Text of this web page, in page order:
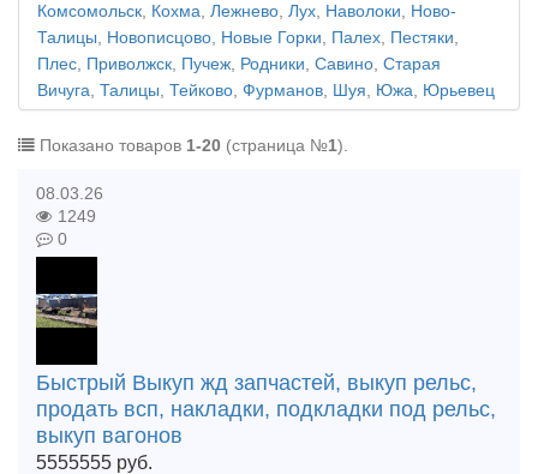
Комсомольск, Кохма, Лежнево, Лух, Наволоки, Ново-
Талицы, Новописцово, Новые Горки, Палех, Пестяки,
Плес, Приволжск, Пучеж, Родники, Савино, Старая
Вичуга, Талицы, Тейково, Фурманов, Шуя, Южа, Юрьевец
Показано товаров 1-20 (страница №1).
08.03.26
1249
0
Быстрый Выкуп жд запчастей, выкуп рельс,
продать всп, накладки, подкладки под рельс,
выкуп вагонов
5555555 руб.